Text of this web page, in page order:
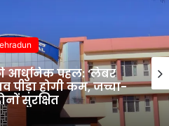
आधुनिक पहल: ‘लेबर
पीड़ा होगी कम, जच्चा-
सुरक्षित